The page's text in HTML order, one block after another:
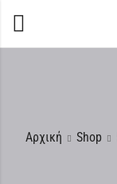
Αρχική Shop